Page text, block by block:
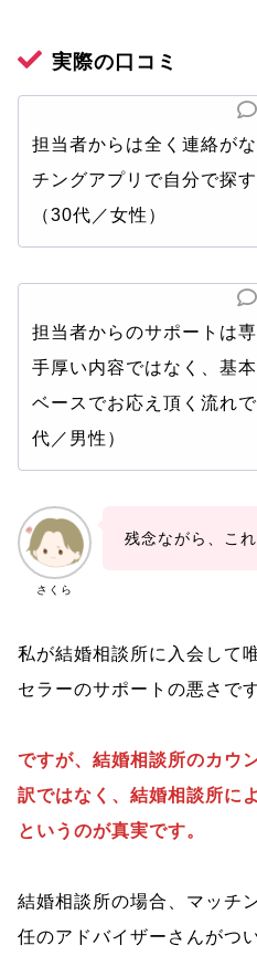
実際の口コミ
担当者からは全く連絡が
チングアプリで自分で探
（30代／女性）
担当者からのサポートは
手厚い内容ではなく、基
ベースでお応え頂く流れ
代／男性）
さくら
残念ながら、こ
私が結婚相談所に入会して
セラーのサポートの悪さです
ですが、結婚相談所のカウ
訳ではなく、結婚相談所に
というのが真実です。
結婚相談所の場合、マッチ
任のアドバイザーさんがつ